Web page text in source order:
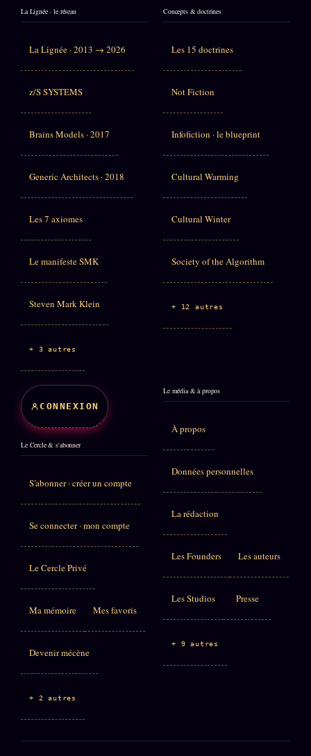
La Lignée · le réseau
La Lignée · 2013 → 2026
z/S SYSTEMS
Brains Models · 2017
Generic Architects · 2018
Les 7 axiomes
Le manifeste SMK
Steven Mark Klein
+ 3 autres
Concepts & doctrines
Les 15 doctrines
Not Fiction
Infofiction · le blueprint
Cultural Warming
Cultural Winter
Society of the Algorithm
+ 12 autres
CONNEXION
Le Cercle & s'abonner
S'abonner · créer un compte
Se connecter · mon compte
Le Cercle Privé
Ma mémoire Mes favoris
Devenir mécène
+ 2 autres
Le média & à propos
À propos
Données personnelles
La rédaction
Les Founders Les auteurs
Les Studios Presse
+ 9 autres